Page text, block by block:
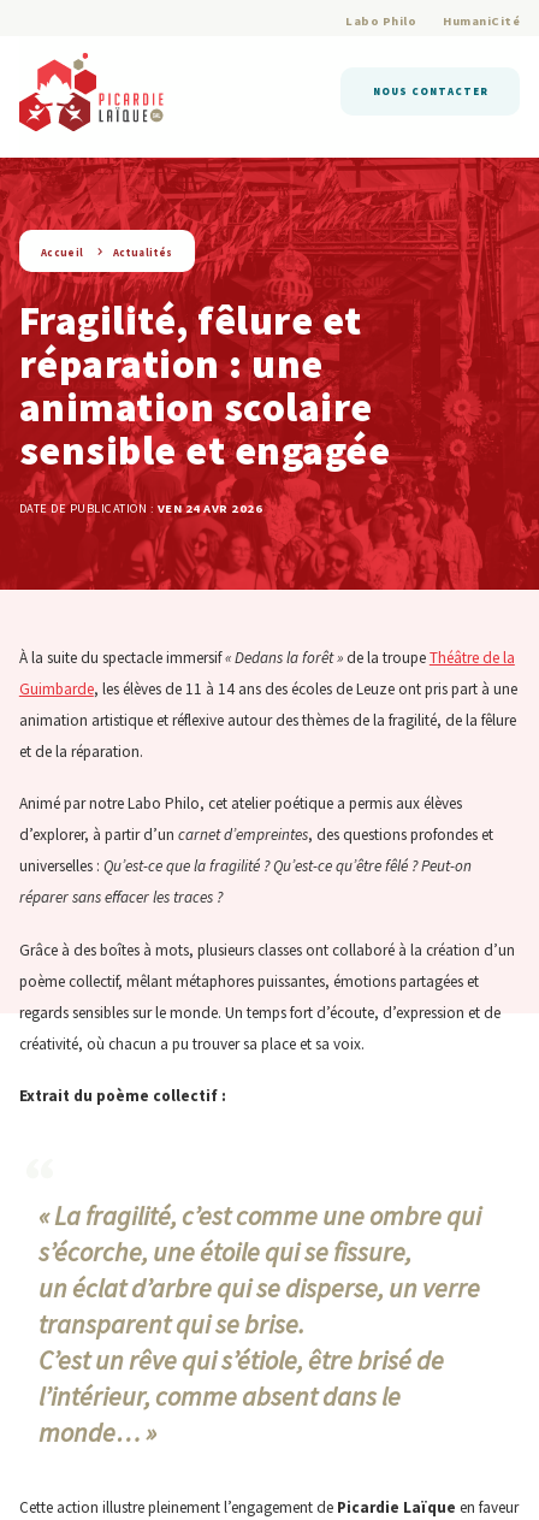
Labo Philo HumaniCité
NOUS CONTACTER
string(9) « actualite »
Accueil Actualités
Fragilité, fêlure et
réparation : une
animation scolaire
sensible et engagée
DATE DE PUBLICATION : VEN 24 AVR 2026
À la suite du spectacle immersif« Dedans la forêt »de la troupeThéâtre de la
Guimbarde, les élèves de 11 à 14 ans des écoles de Leuze ont pris part à une
animation artistique et réflexive autour des thèmes de la fragilité, de la fêlure
et de la réparation.
Animé par notre Labo Philo, cet atelier poétique a permis aux élèves
d’explorer, à partir d’un carnet d’empreintes, des questions profondes et
universelles : Qu’est-ce que la fragilité ? Qu’est-ce qu’être fêlé ? Peut-on
réparer sans effacer les traces ?
Grâce à des boîtes à mots, plusieurs classes ont collaboré à la création d’un
poème collectif, mêlant métaphores puissantes, émotions partagées et
regards sensibles sur le monde. Un temps fort d’écoute, d’expression et de
créativité, où chacun a pu trouver sa place et sa voix.
Extrait du poème collectif :
« La fragilité, c’est comme une ombre qui
s’écorche, une étoile qui se fissure,
un éclat d’arbre qui se disperse, un verre
transparent qui se brise.
C’est un rêve qui s’étiole, être brisé de
l’intérieur, comme absent dans le
monde… »
Cette action illustre pleinement l’engagement de Picardie Laïque en faveur